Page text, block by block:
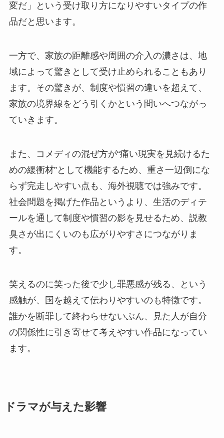
変だ」という受け取り方になりやすいタイプの作
品だと思います。
一方で、家族の距離感や周囲の介入の濃さは、地
域によって驚きとして受け止められることもあり
ます。その驚きが、制度や慣習の違いを超えて、
家族の境界線をどう引くかという問いへつながっ
ていきます。
また、コメディの混ぜ方が“痛い現実を見続けるた
めの緩衝材”として機能するため、重さ一辺倒にな
らず完走しやすい点も、海外視聴では強みです。
社会問題を掲げた作品というより、生活のディテ
ールを通して制度や慣習の影を見せるため、説教
臭さが出にくいのも広がりやすさにつながりま
す。
笑えるのに笑った後で少し罪悪感が残る、という
感触が、国を越えて伝わりやすいのも特徴です。
誰かを断罪して終わらせないぶん、見た人が自分
の関係性に引き寄せて考えやすい作品になってい
ます。
ドラマが与えた影響